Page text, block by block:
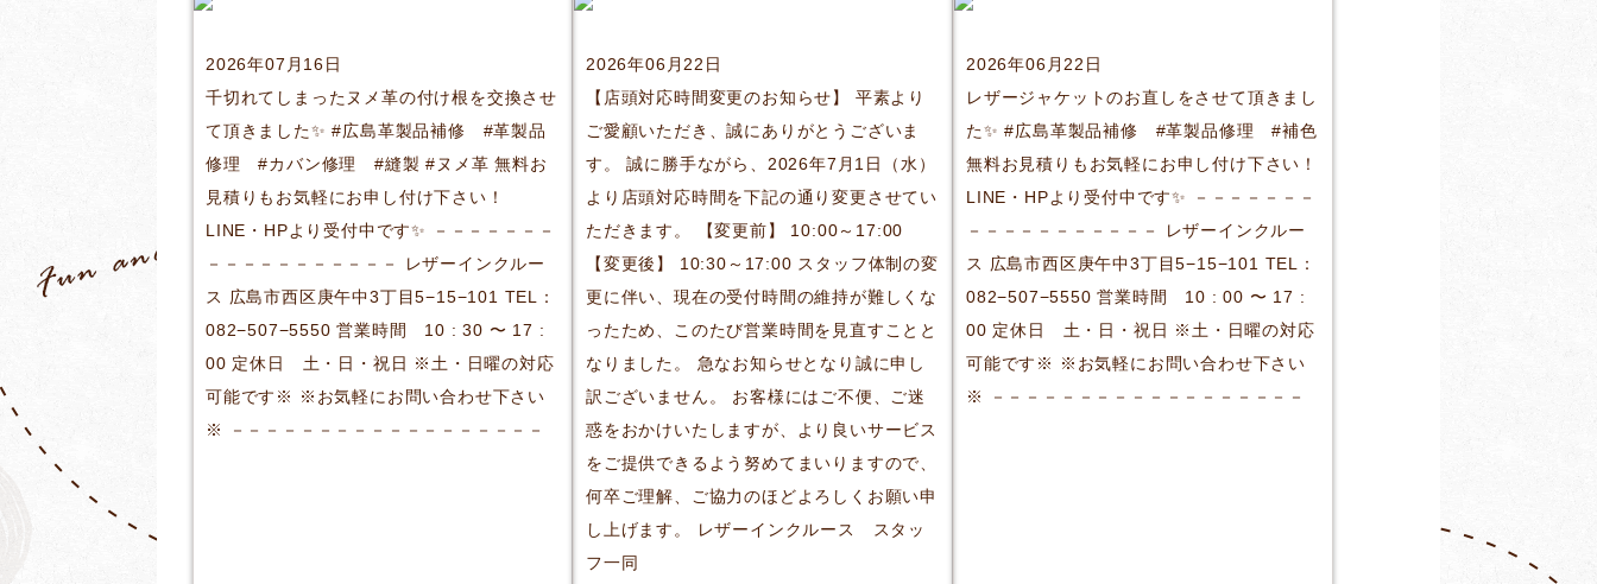
2026年07月16日
千切れてしまったヌメ革の付け根を交換させ
て頂きました✨ #広島革製品補修 #革製品
修理 #カバン修理 #縫製 #ヌメ革 無料お
見積りもお気軽にお申し付け下さい！
LINE・HPより受付中です✨ －－－－－－－
－－－－－－－－－－－ レザーインクルー
ス 広島市西区庚午中3丁目5−15−101 TEL：
082−507−5550 営業時間 10 : 30 〜 17 :
00 定休日 土・日・祝日 ※土・日曜の対応
可能です※ ※お気軽にお問い合わせ下さい
※ －－－－－－－－－－－－－－－－－－
2026年06月22日
【店頭対応時間変更のお知らせ】 平素より
ご愛顧いただき、誠にありがとうございま
す。 誠に勝手ながら、2026年7月1日（水）
より店頭対応時間を下記の通り変更させてい
ただきます。 【変更前】 10:00～17:00
【変更後】 10:30～17:00 スタッフ体制の変
更に伴い、現在の受付時間の維持が難しくな
ったため、このたび営業時間を見直すことと
なりました。 急なお知らせとなり誠に申し
訳ございません。 お客様にはご不便、ご迷
惑をおかけいたしますが、より良いサービス
をご提供できるよう努めてまいりますので、
何卒ご理解、ご協力のほどよろしくお願い申
し上げます。 レザーインクルース スタッ
フ一同
2026年06月22日
レザージャケットのお直しをさせて頂きまし
た✨ #広島革製品補修 #革製品修理 #補色
無料お見積りもお気軽にお申し付け下さい！
LINE・HPより受付中です✨ －－－－－－－
－－－－－－－－－－－ レザーインクルー
ス 広島市西区庚午中3丁目5−15−101 TEL：
082−507−5550 営業時間 10 : 00 〜 17 :
00 定休日 土・日・祝日 ※土・日曜の対応
可能です※ ※お気軽にお問い合わせ下さい
※ －－－－－－－－－－－－－－－－－－